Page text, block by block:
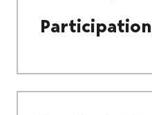
Participation